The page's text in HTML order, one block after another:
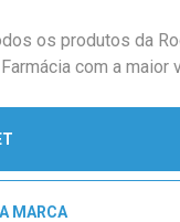
os produtos da
com a maior
MARCA